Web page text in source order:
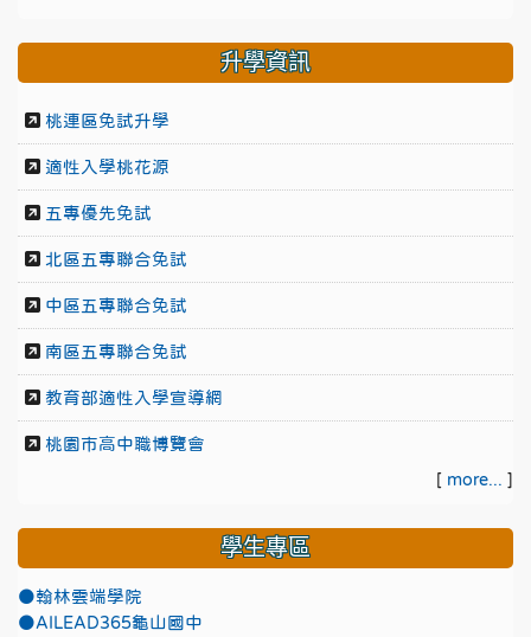
升學資訊
桃連區免試升學
適性入學桃花源
五專優先免試
北區五專聯合免試
中區五專聯合免試
南區五專聯合免試
教育部適性入學宣導網
桃園市高中職博覽會
[ more... ]
學生專區
●翰林雲端學院
●AILEAD365龜山國中